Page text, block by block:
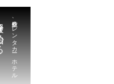
航空券、レンタカー、ホテル
る